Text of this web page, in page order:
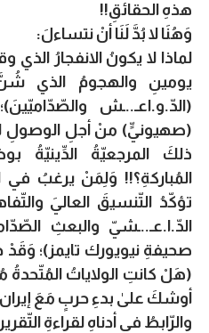
هذهِ الحقائقِ!!
وَهُنَا لا بُدَّ لَنَا أنْ نتساءلَ:
لماذا لا يكونُ الانفجارُ
يومينِ والهجومُ الذي
(الدّ.و.اعـ..ـش
(صهيونيٍّ) منْ أجلِ الوصولِ
ذلكَ المرجعيّةُ
المُباركةِ؟!! وَلِمَنْ يرغبُ في
تؤكّدُ التّنسيقَ العاليَ
الدّ.ا.عـ..ـشيّ والبعثِ
صحيفةِ نيويورك تايمز)؛ وَقَدْ
(هَلْ كانتِ الولاياتُ
أوشكَ علىٰ بدءِ حربٍ مَعَ
والرّابطُ في أدناهِ لقراءةِ